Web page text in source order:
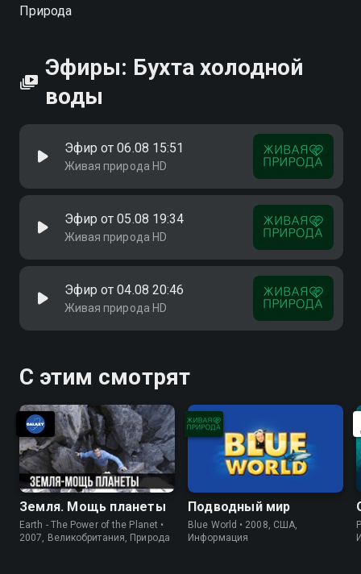
Природа
Эфиры: Бухта холодной
воды
Эфир от 06.08 15:51
Живая природа HD
Эфир от 05.08 19:34
Живая природа HD
Эфир от 04.08 20:46
Живая природа HD
С этим смотрят
Земля. Мощь планеты
Earth - The Power of the Planet •
2007, Великобритания, Природа
Подводный мир
Blue World • 2008, США,
Информация